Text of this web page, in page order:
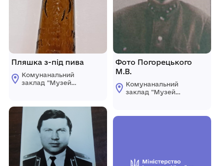
Пляшка з-під пива
Комунанальний
заклад "Музей
Козятинської міської
ради
Фото Погорецького
М.В.
Комунанальний
заклад "Музей
Козятинської міської